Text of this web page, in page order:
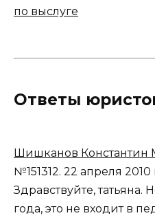
по выслуге
Ответы
Шишканов Константин
№151312. 22 апреля 2010
Здравствуйте,
года, это не входит в